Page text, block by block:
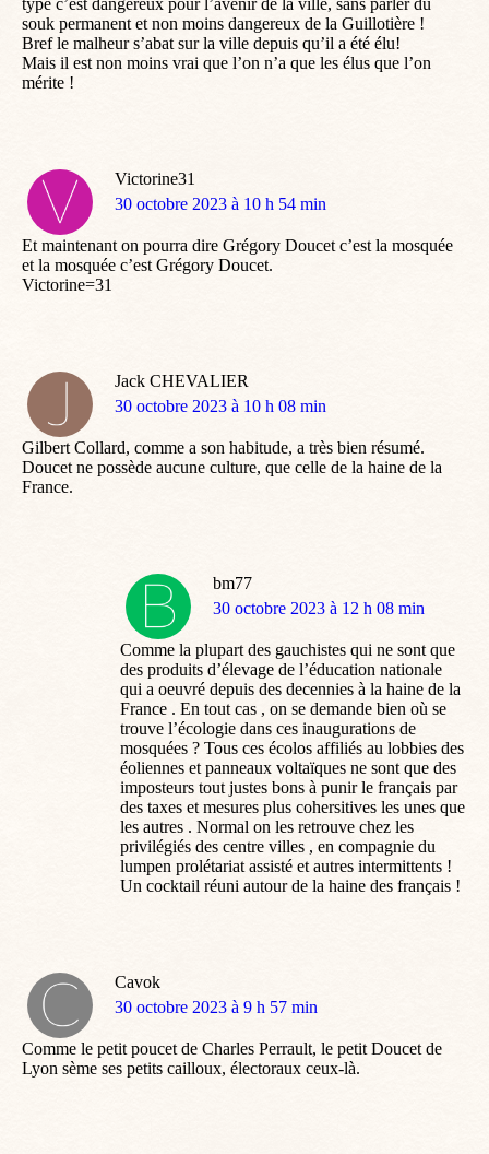
type c’est dangereux pour l’avenir de la ville, sans parler du
souk permanent et non moins dangereux de la Guillotière !
Bref le malheur s’abat sur la ville depuis qu’il a été élu!
Mais il est non moins vrai que l’on n’a que les élus que l’on
mérite !
Victorine31
dit
30 octobre 2023 à 10 h 54 min
Et maintenant on pourra dire Grégory Doucet c’est la mosquée
et la mosquée c’est Grégory Doucet.
Victorine=31
Jack CHEVALIER
dit
30 octobre 2023 à 10 h 08 min
Gilbert Collard, comme a son habitude, a très bien résumé.
Doucet ne possède aucune culture, que celle de la haine de la
France.
bm77
dit
30 octobre 2023 à 12 h 08 min
Comme la plupart des gauchistes qui ne sont que
des produits d’élevage de l’éducation nationale
qui a oeuvré depuis des decennies à la haine de la
France . En tout cas , on se demande bien où se
trouve l’écologie dans ces inaugurations de
mosquées ? Tous ces écolos affiliés au lobbies des
éoliennes et panneaux voltaïques ne sont que des
imposteurs tout justes bons à punir le français par
des taxes et mesures plus cohersitives les unes que
les autres . Normal on les retrouve chez les
privilégiés des centre villes , en compagnie du
lumpen prolétariat assisté et autres intermittents !
Un cocktail réuni autour de la haine des français !
Cavok
dit
30 octobre 2023 à 9 h 57 min
Comme le petit poucet de Charles Perrault, le petit Doucet de
Lyon sème ses petits cailloux, électoraux ceux-là.